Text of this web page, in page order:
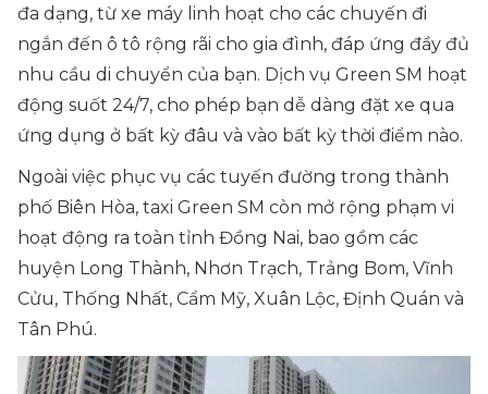
đa dạng, từ xe máy linh hoạt cho các chuyến đi
ngắn đến ô tô rộng rãi cho gia đình, đáp ứng đầy đủ
nhu cầu di chuyển của bạn. Dịch vụ Green SM hoạt
động suốt 24/7, cho phép bạn dễ dàng đặt xe qua
ứng dụng ở bất kỳ đâu và vào bất kỳ thời điểm nào.
Ngoài việc phục vụ các tuyến đường trong thành
phố Biên Hòa, taxi Green SM còn mở rộng phạm vi
hoạt động ra toàn tỉnh Đồng Nai, bao gồm các
huyện Long Thành, Nhơn Trạch, Trảng Bom, Vĩnh
Cửu, Thống Nhất, Cẩm Mỹ, Xuân Lộc, Định Quán và
Tân Phú.